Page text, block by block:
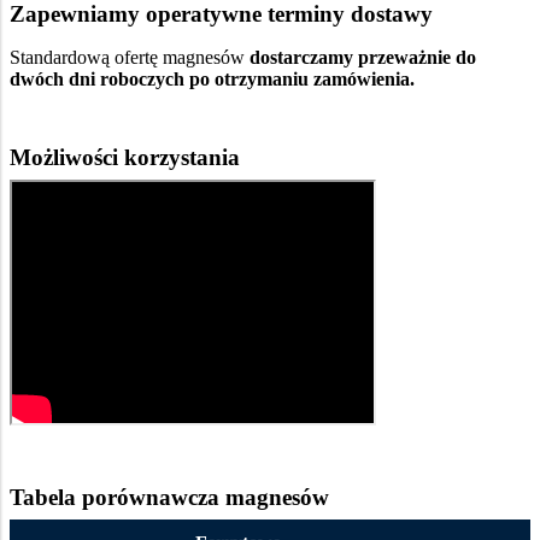
Zapewniamy operatywne terminy dostawy
Standardową ofertę magnesów dostarczamy przeważnie do
dwóch dni roboczych po otrzymaniu zamówienia.
Możliwości korzystania
Tabela porównawcza magnesów